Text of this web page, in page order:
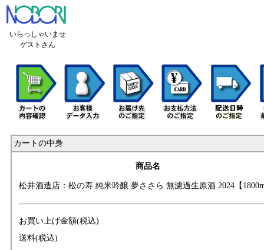
いらっしゃいませ
ゲストさん
カートの中身
商品名
松井酒造店：松の寿 純米吟醸 夢さ さら 無濾過生原酒 2024【
お買い上げ金額(税込)
送料(税込)